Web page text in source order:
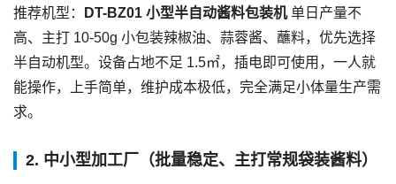
推荐机型： DT-BZ01 小型半自动酱料包装机单日产量不
高、主打 10-50g 小包装辣椒油、蒜蓉酱、蘸料，优先选择
半自动机型。设备占地不足 1.5㎡，插电即可使用，一人就
能操作，上手简单，维护成本极低，完全满足小体量生产需
求。
2. 中小型加工厂（批量稳定、主打常规袋装酱料）